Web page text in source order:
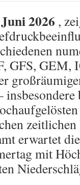
2026 ,
GFS, GEM,
erwartet
mit